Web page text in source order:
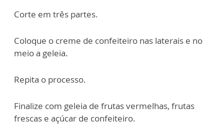
Corte em três partes.
Coloque o creme de confeiteiro nas laterais e no
meio a geleia.
Repita o processo.
Finalize com geleia de frutas vermelhas, frutas
frescas e açúcar de confeiteiro.